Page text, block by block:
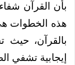
بأن القرآن
هذه الخطوات
بالقرآن، حيث
إيجابية تشفي